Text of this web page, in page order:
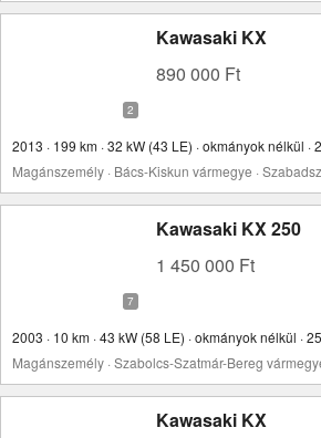
Kawasaki KX
890 000 Ft
2013 · 199 km · 32 kW (43 LE) · okmányok nélkül ·
Magánszemély · Bács-Kiskun vármegye ·
Kawasaki KX 250
1 450 000 Ft
2003 · 10 km · 43 kW (58 LE) · okmányok nélkül ·
Magánszemély · Szabolcs-Szatmár-Bereg
Kawasaki KX